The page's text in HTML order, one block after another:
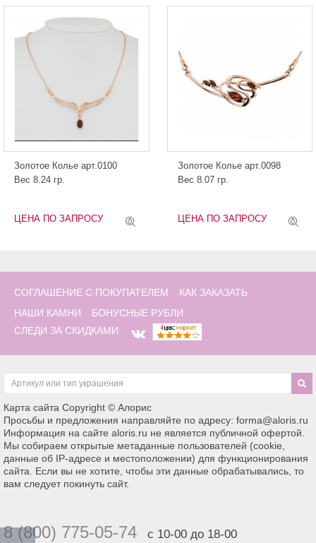
Золотое Колье арт.0100
Вес 8.24 гр.
ЦЕНА ПО ЗАПРОСУ
Золотое Колье арт.0098
Вес 8.07 гр.
ЦЕНА ПО ЗАПРОСУ
СОГЛАШЕНИЕ С ПОКУПАТЕЛЕМ
КАК ЗАКАЗАТЬ
НАШИ КАМНИ
БОНУСНЫЕ РУБЛИ
СЛЕДИ ЗА СКИДКАМИ:
Карта сайта Copyright © Алорис
Просьбы и предложения направляйте по адресу: forma@aloris.ru
Информация на сайте aloris.ru не является публичной офертой.
Мы собираем открытые метаданные пользователей (cookie,
данные об IP-адресе и местоположении) для функционирования
сайта. Если вы не хотите, чтобы эти данные обрабатывались, то
вам следует покинуть сайт.
8 (800) 775-05-74 с 10-00 до 18-00